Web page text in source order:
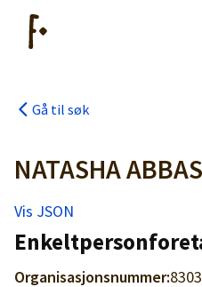
Kjøpe lister
Gå til søk
NATASHA ABBAS
Vis JSON
Organisasjonsnummer: